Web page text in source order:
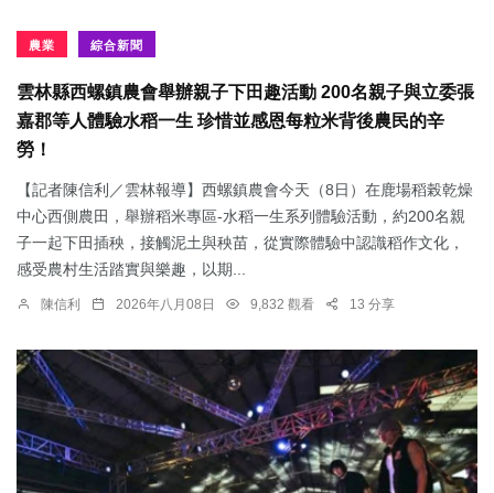
農業 綜合新聞
雲林縣西螺鎮農會舉辦親子下田趣活動 200名親子與立委張
嘉郡等人體驗水稻一生 珍惜並感恩每粒米背後農民的辛
勞！
【記者陳信利／雲林報導】西螺鎮農會今天（8日）在鹿場稻榖乾燥
中心西側農田，舉辦稻米專區-水稻一生系列體驗活動，約200名親
子一起下田插秧，接觸泥土與秧苗，從實際體驗中認識稻作文化，
感受農村生活踏實與樂趣，以期...
陳信利 2026年八月08日 9,832 觀看 13 分享